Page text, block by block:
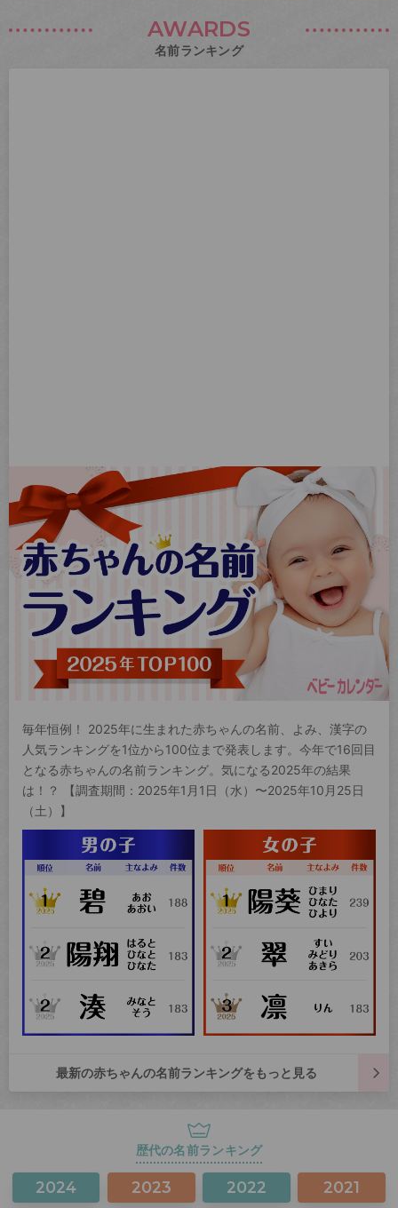
AWARDS
名前ランキング
毎年恒例！ 2025年に生まれた赤ちゃんの名前、よみ、漢字の
人気ランキングを1位から100位まで発表します。今年で16回目
となる赤ちゃんの名前ランキング。気になる2025年の結果
は！？ 【調査期間：2025年1月1日（水）〜2025年10月25日
（土）】
最新の赤ちゃんの名前ランキングをもっと見る
歴代の名前ランキング
2024 2023 2022 2021